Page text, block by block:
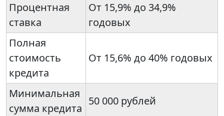
Процентная
ставка
От 15,9% до 34,9%
годовых
Полная
стоимость
кредита
От 15,6% до 40% годовых
Минимальная
сумма кредита
50 000 рублей